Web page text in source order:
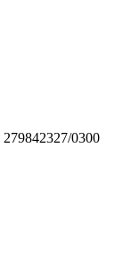
279842327/0300